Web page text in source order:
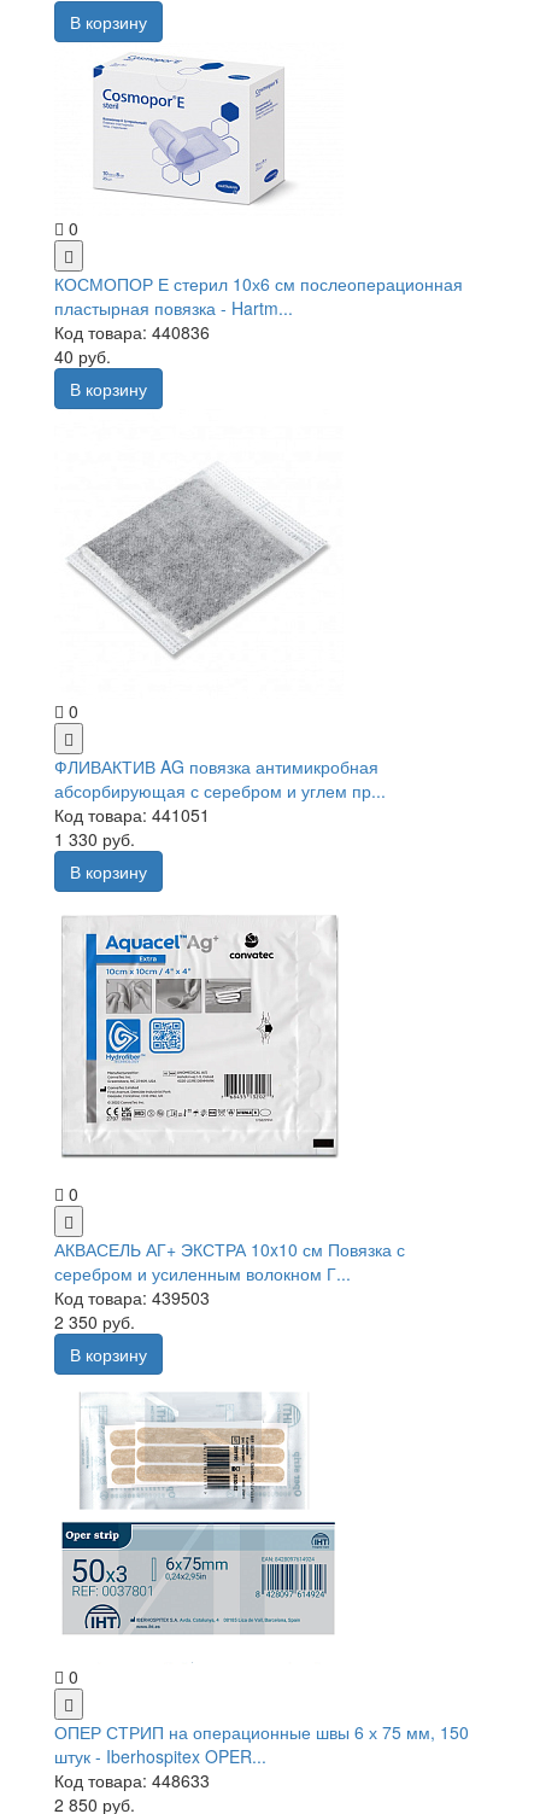
В корзину
0
КОСМОПОР Е стерил 10х6 см послеоперационная
пластырная повязка - Hartm...
Код товара: 440836
40 руб.
В корзину
0
ФЛИВАКТИВ AG повязка антимикробная
абсорбирующая с серебром и углем пр...
Код товара: 441051
1 330 руб.
В корзину
0
АКВАСЕЛЬ АГ+ ЭКСТРА 10x10 см Повязка с
серебром и усиленным волокном Г...
Код товара: 439503
2 350 руб.
В корзину
0
ОПЕР СТРИП на операционные швы 6 х 75 мм, 150
штук - Iberhospitex OPER...
Код товара: 448633
2 850 руб.